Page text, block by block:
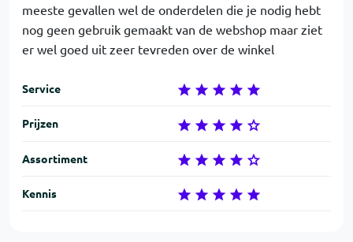
meeste gevallen wel de onderdelen die je nodig hebt
nog geen gebruik gemaakt van de webshop maar ziet
er wel goed uit zeer tevreden over de winkel
Service
Prijzen
Assortiment
Kennis